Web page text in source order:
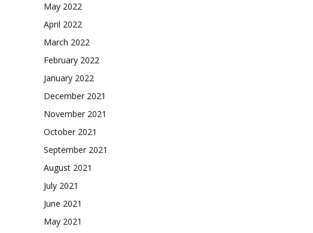
May 2022
April 2022
March 2022
February 2022
January 2022
December 2021
November 2021
October 2021
September 2021
August 2021
July 2021
June 2021
May 2021